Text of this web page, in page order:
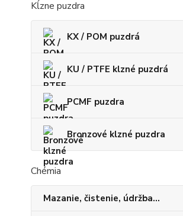
Kĺzne puzdra
KX / POM puzdrá
KU / PTFE klzné puzdrá
PCMF puzdra
Bronzové klzné puzdra
Chémia
Mazanie, čistenie, údržba...